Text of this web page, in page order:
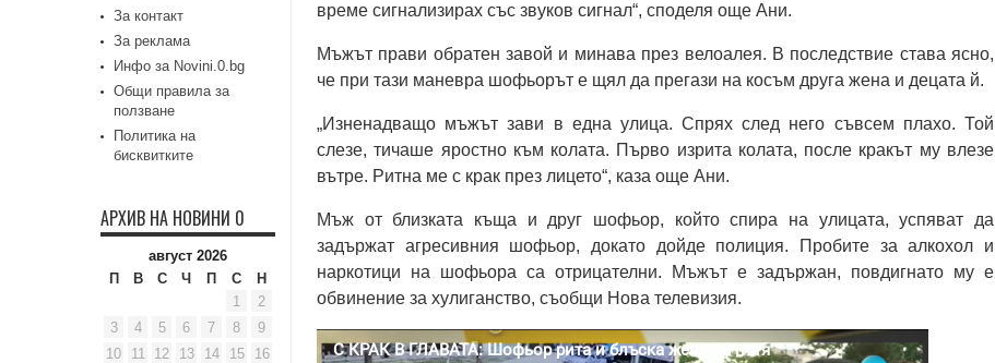
време сигнализирах със звуков сигнал“, споделя още Ани.
Мъжът прави обратен завой и минава през велоалея. В последствие става ясно,
че при тази маневра шофьорът е щял да прегази на косъм друга жена и децата й.
„Изненадващо мъжът зави в една улица. Спрях след него съвсем плахо. Той
слезе, тичаше яростно към колата. Първо изрита колата, после кракът му влезе
вътре. Ритна ме с крак през лицето“, каза още Ани.
Мъж от близката къща и друг шофьор, който спира на улицата, успяват да
задържат агресивния шофьор, докато дойде полиция. Пробите за алкохол и
наркотици на шофьора са отрицателни. Мъжът е задържан, повдигнато му е
обвинение за хулиганство, съобщи Нова телевизия.
За контакт
За реклама
Инфо за Novini.0.bg
Общи правила за
ползване
Политика на
бисквитките
АРХИВ НА НОВИНИ 0
август 2026
П
В С Ч П С
Н
1
2
3
4 5 6 7 8
9
10
11 12 13 14 15
16